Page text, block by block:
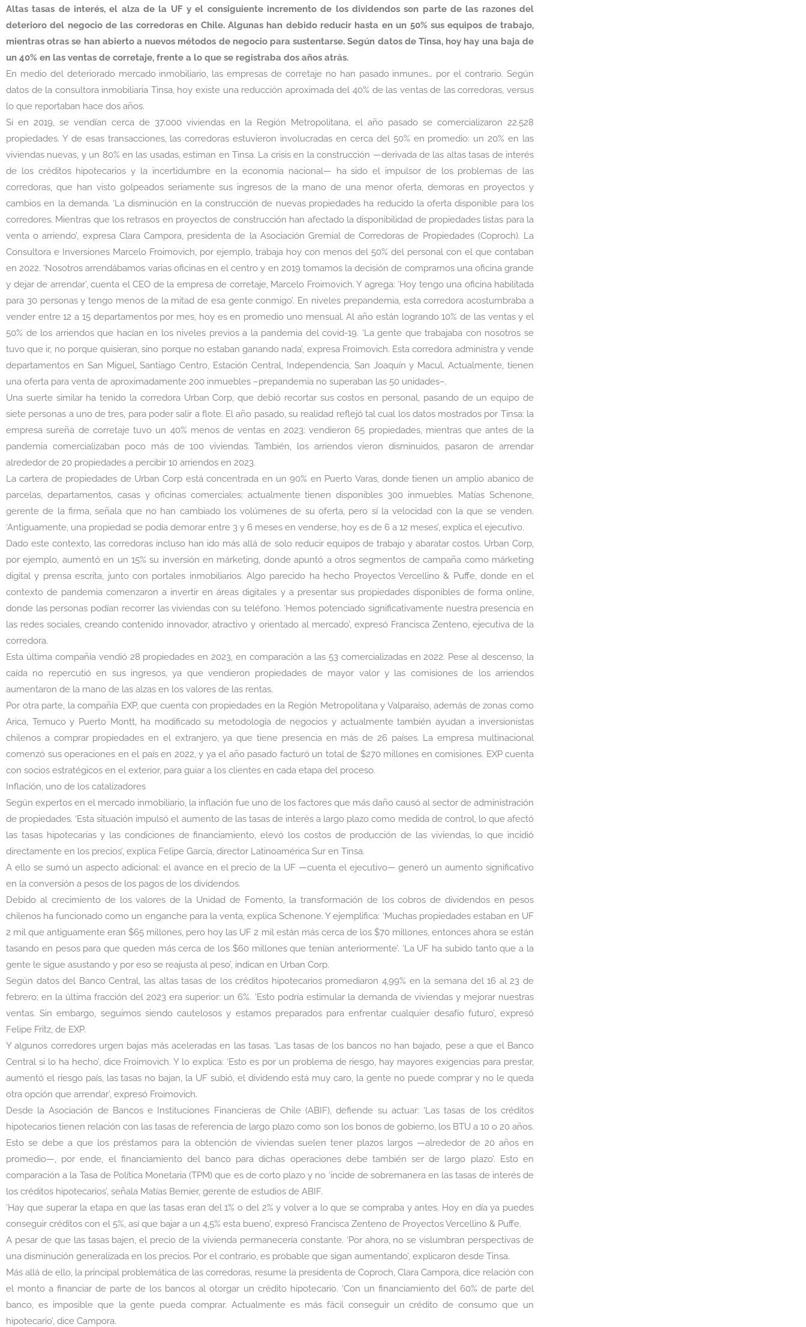
Altas tasas de interés, el alza de la UF y el consiguiente incremento de los dividendos son parte de las razones del
deterioro del negocio de las corredoras en Chile. Algunas han debido reducir hasta en un 50% sus equipos de trabajo,
mientras otras se han abierto a nuevos métodos de negocio para sustentarse. Según datos de Tinsa, hoy hay una baja de
un 40% en las ventas de corretaje, frente a lo que se registraba dos años atrás.
En medio del deteriorado mercado inmobiliario, las empresas de corretaje no han pasado inmunes… por el contrario. Según
datos de la consultora inmobiliaria Tinsa, hoy existe una reducción aproximada del 40% de las ventas de las corredoras, versus
lo que reportaban hace dos años.
Si en 2019, se vendían cerca de 37.000 viviendas en la Región Metropolitana, el año pasado se comercializaron 22.528
propiedades. Y de esas transacciones, las corredoras estuvieron involucradas en cerca del 50% en promedio: un 20% en las
viviendas nuevas, y un 80% en las usadas, estiman en Tinsa. La crisis en la construcción —derivada de las altas tasas de interés
de los créditos hipotecarios y la incertidumbre en la economía nacional— ha sido el impulsor de los problemas de las
corredoras, que han visto golpeados seriamente sus ingresos de la mano de una menor oferta, demoras en proyectos y
cambios en la demanda. ‘La disminución en la construcción de nuevas propiedades ha reducido la oferta disponible para los
corredores. Mientras que los retrasos en proyectos de construcción han afectado la disponibilidad de propiedades listas para la
venta o arriendo’, expresa Clara Campora, presidenta de la Asociación Gremial de Corredoras de Propiedades (Coproch). La
Consultora e Inversiones Marcelo Froimovich, por ejemplo, trabaja hoy con menos del 50% del personal con el que contaban
en 2022. ‘Nosotros arrendábamos varias oficinas en el centro y en 2019 tomamos la decisión de comprarnos una oficina grande
y dejar de arrendar’, cuenta el CEO de la empresa de corretaje, Marcelo Froimovich. Y agrega: ‘Hoy tengo una oficina habilitada
para 30 personas y tengo menos de la mitad de esa gente conmigo’. En niveles prepandemia, esta corredora acostumbraba a
vender entre 12 a 15 departamentos por mes, hoy es en promedio uno mensual. Al año están logrando 10% de las ventas y el
50% de los arriendos que hacían en los niveles previos a la pandemia del covid-19. ‘La gente que trabajaba con nosotros se
tuvo que ir, no porque quisieran, sino porque no estaban ganando nada’, expresa Froimovich. Esta corredora administra y vende
departamentos en San Miguel, Santiago Centro, Estación Central, Independencia, San Joaquín y Macul. Actualmente, tienen
una oferta para venta de aproximadamente 200 inmuebles –prepandemia no superaban las 50 unidades–.
Una suerte similar ha tenido la corredora Urban Corp, que debió recortar sus costos en personal, pasando de un equipo de
siete personas a uno de tres, para poder salir a flote. El año pasado, su realidad reflejó tal cual los datos mostrados por Tinsa: la
empresa sureña de corretaje tuvo un 40% menos de ventas en 2023: vendieron 65 propiedades, mientras que antes de la
pandemia comercializaban poco más de 100 viviendas. También, los arriendos vieron disminuidos, pasaron de arrendar
alrededor de 20 propiedades a percibir 10 arriendos en 2023.
La cartera de propiedades de Urban Corp está concentrada en un 90% en Puerto Varas, donde tienen un amplio abanico de
parcelas, departamentos, casas y oficinas comerciales; actualmente tienen disponibles 300 inmuebles. Matías Schenone,
gerente de la firma, señala que no han cambiado los volúmenes de su oferta, pero sí la velocidad con la que se venden.
‘Antiguamente, una propiedad se podía demorar entre 3 y 6 meses en venderse, hoy es de 6 a 12 meses’, explica el ejecutivo.
Dado este contexto, las corredoras incluso han ido más allá de solo reducir equipos de trabajo y abaratar costos. Urban Corp,
por ejemplo, aumentó en un 15% su inversión en márketing, donde apuntó a otros segmentos de campaña como márketing
digital y prensa escrita, junto con portales inmobiliarios. Algo parecido ha hecho Proyectos Vercellino & Puffe, donde en el
contexto de pandemia comenzaron a invertir en áreas digitales y a presentar sus propiedades disponibles de forma online,
donde las personas podían recorrer las viviendas con su teléfono. ‘Hemos potenciado significativamente nuestra presencia en
las redes sociales, creando contenido innovador, atractivo y orientado al mercado’, expresó Francisca Zenteno, ejecutiva de la
corredora.
Esta última compañía vendió 28 propiedades en 2023, en comparación a las 53 comercializadas en 2022. Pese al descenso, la
caída no repercutió en sus ingresos, ya que vendieron propiedades de mayor valor y las comisiones de los arriendos
aumentaron de la mano de las alzas en los valores de las rentas.
Por otra parte, la compañía EXP, que cuenta con propiedades en la Región Metropolitana y Valparaíso, además de zonas como
Arica, Temuco y Puerto Montt, ha modificado su metodología de negocios y actualmente también ayudan a inversionistas
chilenos a comprar propiedades en el extranjero, ya que tiene presencia en más de 26 países. La empresa multinacional
comenzó sus operaciones en el país en 2022, y ya el año pasado facturó un total de $270 millones en comisiones. EXP cuenta
con socios estratégicos en el exterior, para guiar a los clientes en cada etapa del proceso.
Inflación, uno de los catalizadores
Según expertos en el mercado inmobiliario, la inflación fue uno de los factores que más daño causó al sector de administración
de propiedades. ‘Esta situación impulsó el aumento de las tasas de interés a largo plazo como medida de control, lo que afectó
las tasas hipotecarias y las condiciones de financiamiento, elevó los costos de producción de las viviendas, lo que incidió
directamente en los precios’, explica Felipe García, director Latinoamérica Sur en Tinsa.
A ello se sumó un aspecto adicional: el avance en el precio de la UF —cuenta el ejecutivo— generó un aumento significativo
en la conversión a pesos de los pagos de los dividendos.
Debido al crecimiento de los valores de la Unidad de Fomento, la transformación de los cobros de dividendos en pesos
chilenos ha funcionado como un enganche para la venta, explica Schenone. Y ejemplifica: ‘Muchas propiedades estaban en UF
2 mil que antiguamente eran $65 millones, pero hoy las UF 2 mil están más cerca de los $70 millones, entonces ahora se están
tasando en pesos para que queden más cerca de los $60 millones que tenían anteriormente’. ‘La UF ha subido tanto que a la
gente le sigue asustando y por eso se reajusta al peso’, indican en Urban Corp.
Según datos del Banco Central, las altas tasas de los créditos hipotecarios promediaron 4,99% en la semana del 16 al 23 de
febrero; en la última fracción del 2023 era superior: un 6%. ‘Esto podría estimular la demanda de viviendas y mejorar nuestras
ventas. Sin embargo, seguimos siendo cautelosos y estamos preparados para enfrentar cualquier desafío futuro’, expresó
Felipe Fritz, de EXP.
Y algunos corredores urgen bajas más aceleradas en las tasas. ‘Las tasas de los bancos no han bajado, pese a que el Banco
Central si lo ha hecho’, dice Froimovich. Y lo explica: ‘Esto es por un problema de riesgo, hay mayores exigencias para prestar,
aumentó el riesgo país, las tasas no bajan, la UF subió, el dividendo está muy caro, la gente no puede comprar y no le queda
otra opción que arrendar’, expresó Froimovich.
Desde la Asociación de Bancos e Instituciones Financieras de Chile (ABIF), defiende su actuar: ‘Las tasas de los créditos
hipotecarios tienen relación con las tasas de referencia de largo plazo como son los bonos de gobierno, los BTU a 10 o 20 años.
Esto se debe a que los préstamos para la obtención de viviendas suelen tener plazos largos —alrededor de 20 años en
promedio—, por ende, el financiamiento del banco para dichas operaciones debe también ser de largo plazo’. Esto en
comparación a la Tasa de Política Monetaria (TPM) que es de corto plazo y no ‘incide de sobremanera en las tasas de interés de
los créditos hipotecarios’, señala Matías Bernier, gerente de estudios de ABIF.
‘Hay que superar la etapa en que las tasas eran del 1% o del 2% y volver a lo que se compraba y antes. Hoy en día ya puedes
conseguir créditos con el 5%, así que bajar a un 4,5% esta bueno’, expresó Francisca Zenteno de Proyectos Vercellino & Puffe.
A pesar de que las tasas bajen, el precio de la vivienda permanecería constante. ‘Por ahora, no se vislumbran perspectivas de
una disminución generalizada en los precios. Por el contrario, es probable que sigan aumentando’, explicaron desde Tinsa.
Más allá de ello, la principal problemática de las corredoras, resume la presidenta de Coproch, Clara Campora, dice relación con
el monto a financiar de parte de los bancos al otorgar un crédito hipotecario. ‘Con un financiamiento del 60% de parte del
banco, es imposible que la gente pueda comprar. Actualmente es más fácil conseguir un crédito de consumo que un
hipotecario’, dice Campora.